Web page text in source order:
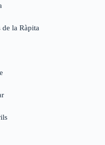
de la Ràpita